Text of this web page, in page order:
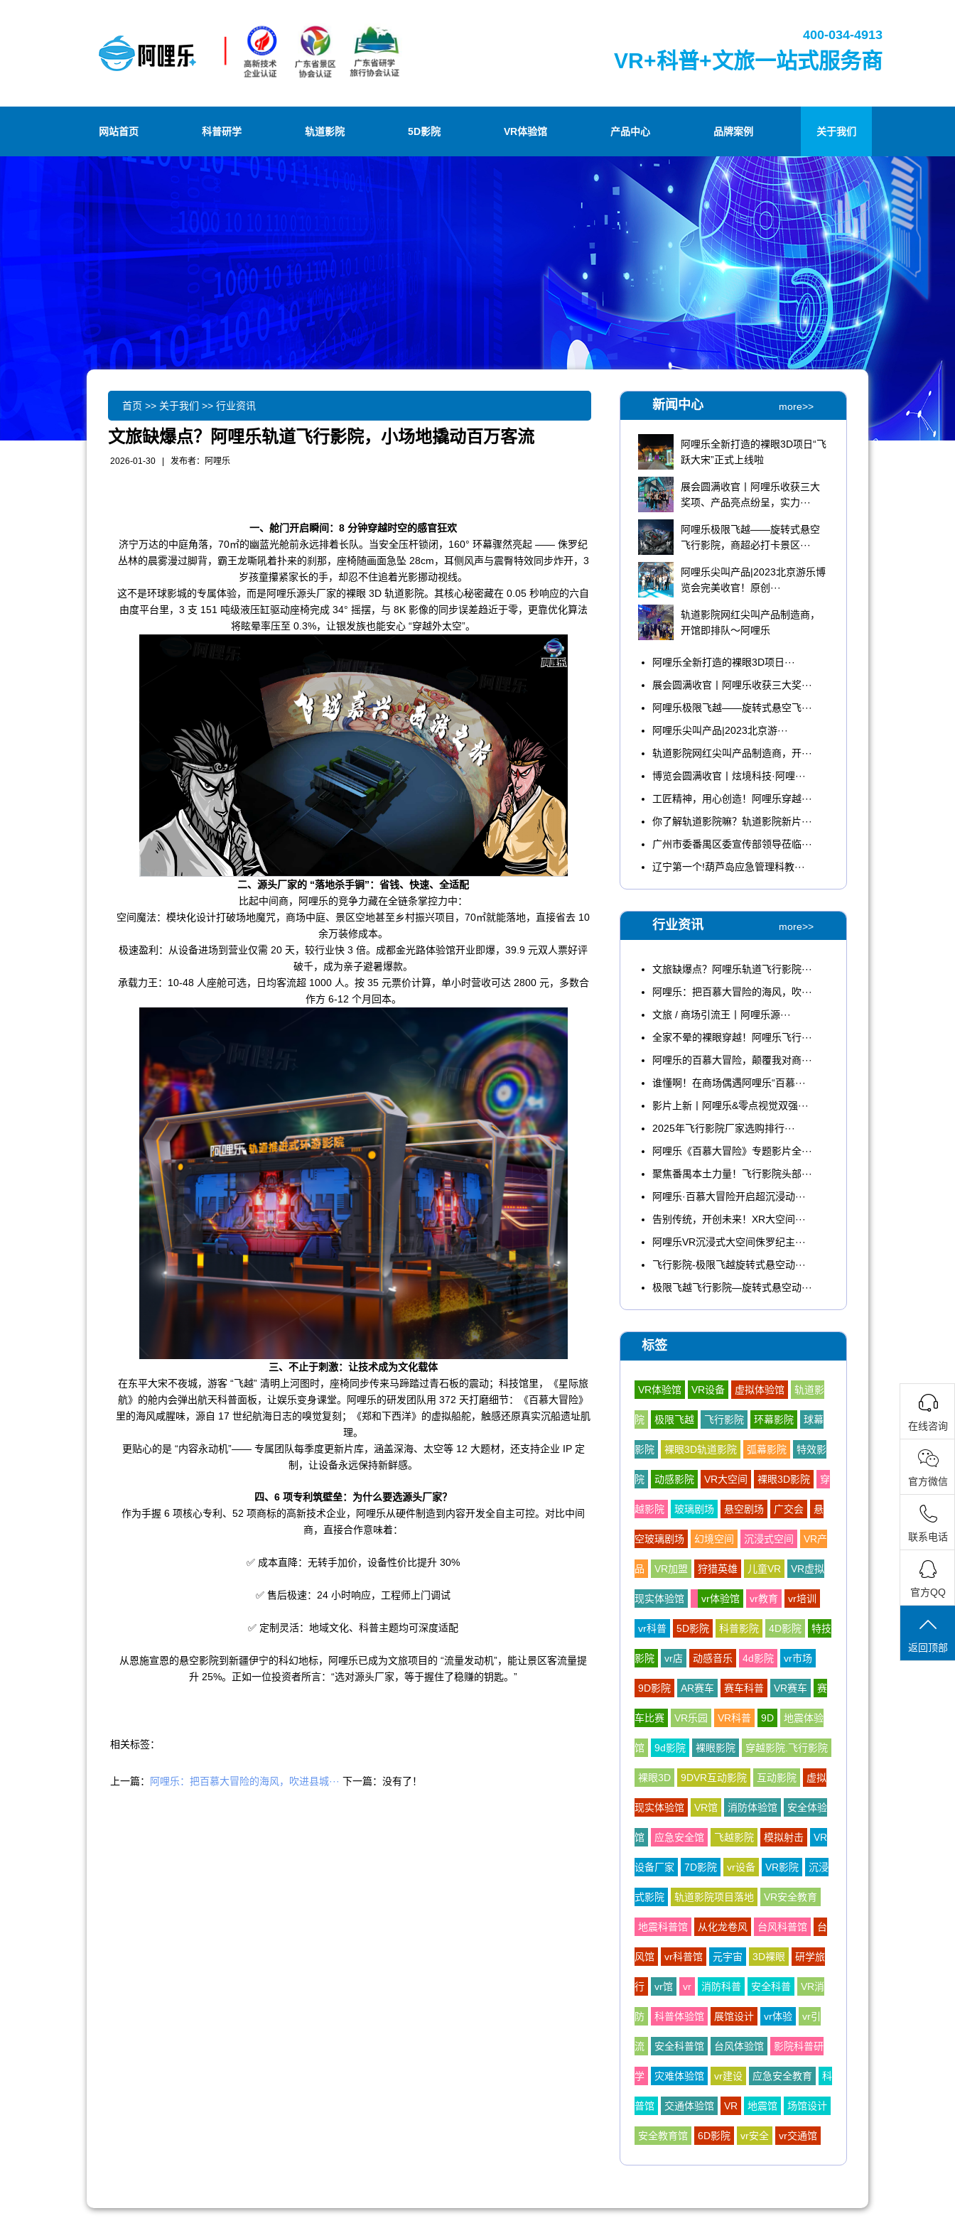
400-034-4913
VR+科普+文旅一站式服务商
网站首页 科普研学 轨道影院 5D影院 VR体验馆 产品中心 品牌案例 关于我们
首页 >> 关于我们 >> 行业资讯
文旅缺爆点？阿哩乐轨道飞行影院，小场地撬动百万客流
2026-01-30 | 发布者： 阿哩乐
一、舱门开启瞬间：8 分钟穿越时空的感官狂欢
济宁万达的中庭角落，70㎡的幽蓝光舱前永远排着长队。当安全压杆锁闭，160° 环幕骤然亮起 —— 侏罗纪
丛林的晨雾漫过脚背，霸王龙嘶吼着扑来的刹那，座椅随画面急坠 28cm，耳侧风声与震臀特效同步炸开，3
岁孩童攥紧家长的手，却忍不住追着光影挪动视线。
这不是环球影城的专属体验，而是阿哩乐源头厂家的裸眼 3D 轨道影院。其核心秘密藏在 0.05 秒响应的六自
由度平台里，3 支 151 吨级液压缸驱动座椅完成 34° 摇摆，与 8K 影像的同步误差趋近于零，更靠优化算法
将眩晕率压至 0.3%，让银发族也能安心 “穿越外太空”。
二、源头厂家的 “落地杀手锏”：省钱、快速、全适配
比起中间商，阿哩乐的竞争力藏在全链条掌控力中：
空间魔法：模块化设计打破场地魔咒，商场中庭、景区空地甚至乡村振兴项目，70㎡就能落地，直接省去 10
余万装修成本。
极速盈利：从设备进场到营业仅需 20 天，较行业快 3 倍。成都金光路体验馆开业即爆，39.9 元双人票好评
破千，成为亲子避暑爆款。
承载力王：10-48 人座舱可选，日均客流超 1000 人。按 35 元票价计算，单小时营收可达 2800 元，多数合
作方 6-12 个月回本。
三、不止于刺激：让技术成为文化载体
在东平大宋不夜城，游客 “飞越” 清明上河图时，座椅同步传来马蹄踏过青石板的震动；科技馆里，《星际旅
航》的舱内会弹出航天科普面板，让娱乐变身课堂。阿哩乐的研发团队用 372 天打磨细节：《百慕大冒险》
里的海风咸腥味，源自 17 世纪航海日志的嗅觉复刻；《郑和下西洋》的虚拟船舵，触感还原真实沉船遗址肌
理。
更贴心的是 “内容永动机”—— 专属团队每季度更新片库，涵盖深海、太空等 12 大题材，还支持企业 IP 定
制，让设备永远保持新鲜感。
四、6 项专利筑壁垒：为什么要选源头厂家？
作为手握 6 项核心专利、52 项商标的高新技术企业，阿哩乐从硬件制造到内容开发全自主可控。对比中间
商，直接合作意味着：
✅ 成本直降：无转手加价，设备性价比提升 30%
✅ 售后极速：24 小时响应，工程师上门调试
✅ 定制灵活：地域文化、科普主题均可深度适配
从恩施宣恩的悬空影院到新疆伊宁的科幻地标，阿哩乐已成为文旅项目的 “流量发动机”，能让景区客流量提
升 25%。正如一位投资者所言：“选对源头厂家，等于握住了稳赚的钥匙。”
相关标签：
上一篇： 阿哩乐：把百慕大冒险的海风，吹进县城··· 下一篇：没有了！
新闻中心 more>>
​阿哩乐全新打造的裸眼3D项日“飞
跃大宋”正式上线啦
展会圆满收官丨阿哩乐收获三大
奖项、产品亮点纷呈，实力···
阿哩乐极限飞越——旋转式悬空
飞行影院，商超必打卡景区···
阿哩乐尖叫产品|2023北京游乐博
览会完美收官！原创···
轨道影院网红尖叫产品制造商，
开馆即排队～阿哩乐
​阿哩乐全新打造的裸眼3D项日···
展会圆满收官丨阿哩乐收获三大奖···
阿哩乐极限飞越——旋转式悬空飞···
阿哩乐尖叫产品|2023北京游···
轨道影院网红尖叫产品制造商，开···
博览会圆满收官丨炫境科技·阿哩···
工匠精神，用心创造！阿哩乐穿越···
你了解轨道影院嘛？轨道影院新片···
广州市委番禺区委宣传部领导莅临···
辽宁第一个!葫芦岛应急管理科教···
行业资讯 more>>
文旅缺爆点？阿哩乐轨道飞行影院···
阿哩乐：把百慕大冒险的海风，吹···
文旅 / 商场引流王丨阿哩乐源···
全家不晕的裸眼穿越！阿哩乐飞行···
阿哩乐的百慕大冒险，颠覆我对商···
谁懂啊！在商场偶遇阿哩乐“百慕···
影片上新丨阿哩乐&零点视觉双强···
2025年飞行影院厂家选购排行···
阿哩乐《百慕大冒险》专题影片全···
聚焦番禺本土力量！飞行影院头部···
阿哩乐·百慕大冒险开启超沉浸动···
告别传统，开创未来！XR大空间···
阿哩乐VR沉浸式大空间侏罗纪主···
飞行影院-极限飞越旋转式悬空动···
极限飞越飞行影院—旋转式悬空动···
标签
VR体验馆 VR设备 虚拟体验馆 轨道影
院 极限飞越 飞行影院 环幕影院 球幕
影院 裸眼3D轨道影院 弧幕影院 特效影
院 动感影院 VR大空间 裸眼3D影院 穿
越影院 玻璃剧场 悬空剧场 广交会 悬
空玻璃剧场 幻境空间 沉浸式空间 VR产
品 VR加盟 狩猎英雄 儿童VR VR虚拟
现实体验馆 vr体验馆 vr教育 vr培训
vr科普 5D影院 科普影院 4D影院 特技
影院 vr店 动感音乐 4d影院 vr市场
9D影院 AR赛车 赛车科普 VR赛车 赛
车比赛 VR乐园 VR科普 9D 地震体验
馆 9d影院 裸眼影院 穿越影院.飞行影院
裸眼3D 9DVR互动影院 互动影院 虚拟
现实体验馆 VR馆 消防体验馆 安全体验
馆 应急安全馆 飞越影院 模拟射击 VR
设备厂家 7D影院 vr设备 VR影院 沉浸
式影院 轨道影院项目落地 VR安全教育
地震科普馆 从化龙卷风 台风科普馆 台
风馆 vr科普馆 元宇宙 3D裸眼 研学旅
行 vr馆 vr 消防科普 安全科普 VR消
防 科普体验馆 展馆设计 vr体验 vr引
流 安全科普馆 台风体验馆 影院科普研
学 灾难体验馆 vr建设 应急安全教育 科
普馆 交通体验馆 VR 地震馆 场馆设计
安全教育馆 6D影院 vr安全 vr交通馆
在线咨询
官方微信
联系电话
官方QQ
返回顶部